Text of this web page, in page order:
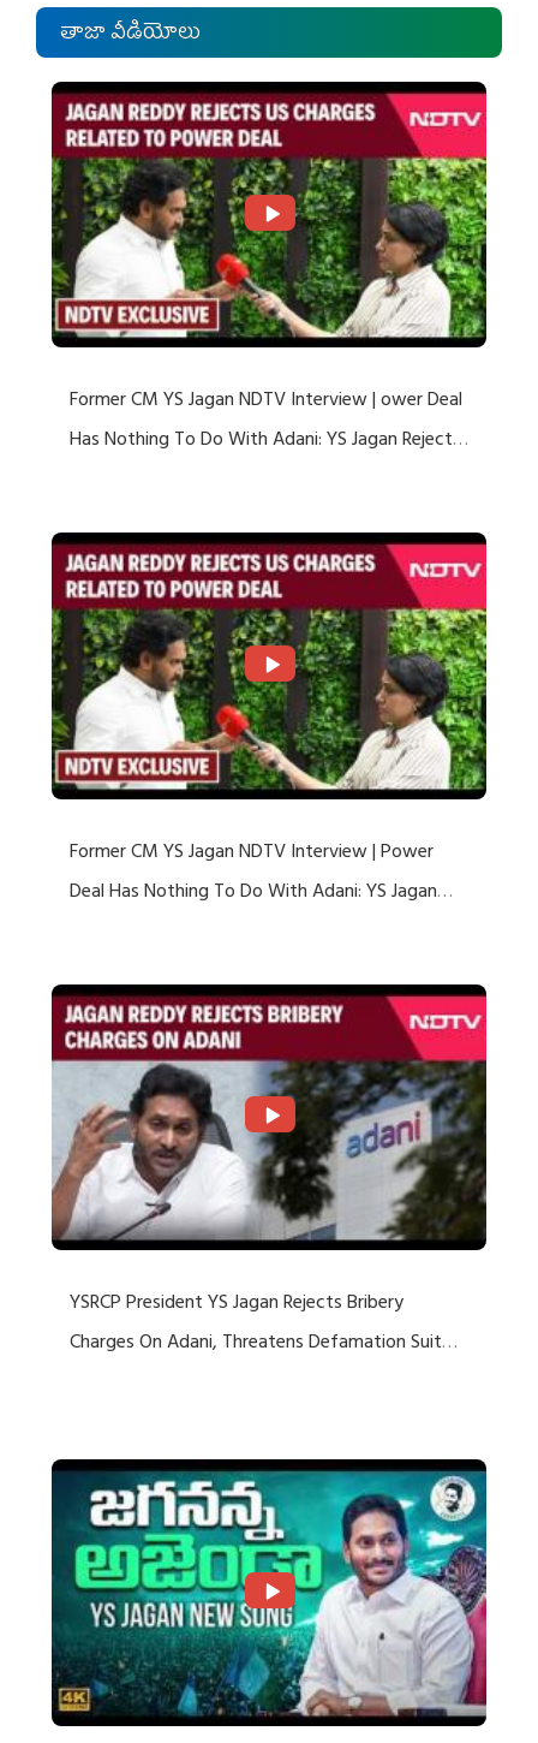
తాజా వీడియోలు
Former CM YS Jagan NDTV Interview | ower Deal
Has Nothing To Do With Adani: YS Jagan Rejects
Former CM YS Jagan NDTV Interview | Power
Deal Has Nothing To Do With Adani: YS Jagan
YSRCP President YS Jagan Rejects Bribery
Charges On Adani, Threatens Defamation Suit